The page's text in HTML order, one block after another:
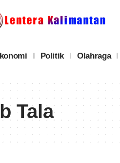
Politik Olahraga
Tala